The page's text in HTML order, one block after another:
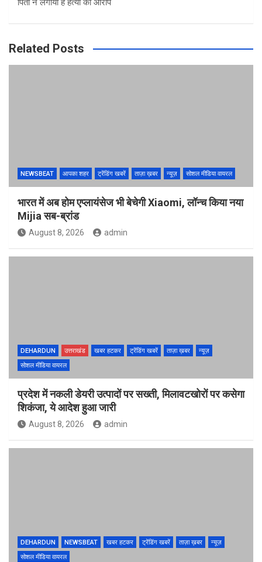
पिता ने लगाया है हत्या का आरोप
Related Posts
NEWSBEAT आपका शहर ट्रेंडिंग खबरें ताज़ा ख़बर न्यूज़ सोशल मीडिया वायरल
भारत में अब होम एप्लायंसेज भी बेचेगी Xiaomi, लॉन्च किया नया
Mijia सब-ब्रांड
August 8, 2026 admin
DEHARDUN उत्तराखंड खबर हटकर ट्रेंडिंग खबरें ताज़ा ख़बर
न्यूज़
सोशल मीडिया वायरल
प्रदेश में नकली डेयरी उत्पादों पर सख्ती, मिलावटखोरों पर कसेगा
शिकंजा, ये आदेश हुआ जारी
August 8, 2026 admin
DEHARDUN NEWSBEAT खबर हटकर ट्रेंडिंग खबरें ताज़ा ख़बर
न्यूज़
सोशल मीडिया वायरल